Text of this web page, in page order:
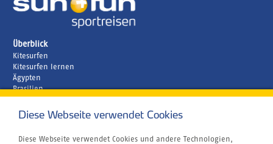
Überblick
Kitesurfen
Kitesurfen lernen
Ägypten
Brasilien
Kapverden
Unternehmen
Diese Webseite verwendet Cookies
Diese Webseite verwendet Cookies und andere Technologien,